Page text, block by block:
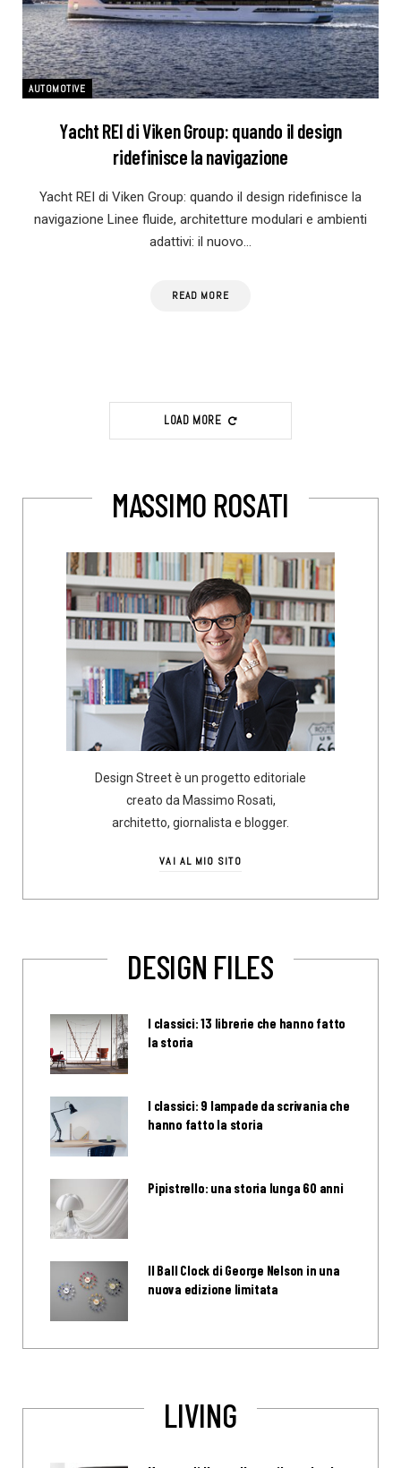
AUTOMOTIVE
Yacht REI di Viken Group: quando il design
ridefinisce la navigazione
Yacht REI di Viken Group: quando il design ridefinisce la
navigazione Linee fluide, architetture modulari e ambienti
adattivi: il nuovo…
READ MORE
LOAD MORE
MASSIMO ROSATI
Design Street è un progetto editoriale
creato da Massimo Rosati,
architetto, giornalista e blogger.
VAI AL MIO SITO
DESIGN FILES
I classici: 13 librerie che hanno fatto
la storia
I classici: 9 lampade da scrivania che
hanno fatto la storia
Pipistrello: una storia lunga 60 anni
Il Ball Clock di George Nelson in una
nuova edizione limitata
LIVING